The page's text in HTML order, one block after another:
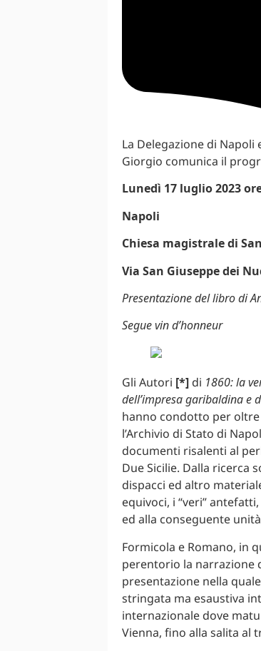
La Delegazione di
Giorgio comunica il
Lunedì 17 luglio 2023
Napoli
Chiesa magistrale di
Via San Giuseppe dei
Presentazione del libro di
Segue vin d’honneur
Gli Autori [*]di 1860: la
dell’impresa garibaldina e
hanno condotto per
l’Archivio di Stato di
documenti risalenti al
Due Sicilie. Dalla ricerca
dispacci ed altro
equivoci, i “veri”
ed alla conseguente unità
Formicola e Romano, in
perentorio la narrazione
presentazione nella
stringata ma esaustiva
internazionale dove
Vienna, fino alla salita al